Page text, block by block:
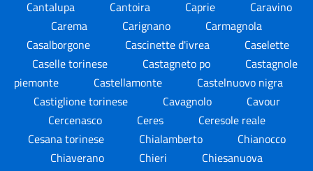
Cantalupa
Cantoira Caprie
Caravino
Carema
Carignano
Carmagnola
Casalborgone
Cascinette d'ivrea
Caselette
Caselle torinese
Castagneto po
Castagnole
piemonte
Castellamonte
Castelnuovo nigra
Castiglione torinese
Cavagnolo
Cavour
Cercenasco
Ceres
Ceresole reale
Cesana torinese
Chialamberto
Chianocco
Chiaverano
Chieri
Chiesanuova